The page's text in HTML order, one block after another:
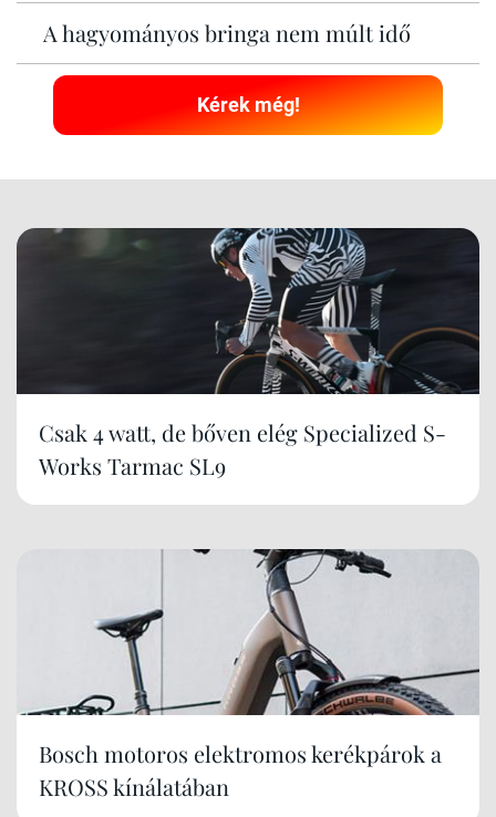
A hagyományos bringa nem múlt idő
Kérek még!
Csak 4 watt, de bőven elég Specialized S-
Works Tarmac SL9
Bosch motoros elektromos kerékpárok a
KROSS kínálatában